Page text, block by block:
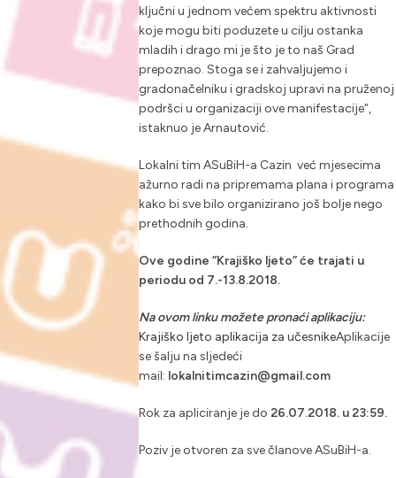
ključni u jednom većem spektru aktivnosti
koje mogu biti poduzete u cilju ostanka
mladih i drago mi je što je to naš Grad
prepoznao. Stoga se i zahvaljujemo i
gradonačelniku i gradskoj upravi na pruženoj
podršci u organizaciji ove manifestacije“,
istaknuo je Arnautović.
Lokalni tim ASuBiH-a Cazin već mjesecima
ažurno radi na pripremama plana i programa
kako bi sve bilo organizirano još bolje nego
prethodnih godina.
Ove godine “Krajiško ljeto” će trajati u
periodu od 7.-13.8.2018.
Na ovom linku možete pronaći aplikaciju:
Krajiško ljeto aplikacija za učesnikeAplikacije
se šalju na sljedeći
mail: lokalnitimcazin@gmail.com
Rok za apliciranje je do26.07.2018. u 23:59.
Poziv je otvoren za sve članove ASuBiH-a.